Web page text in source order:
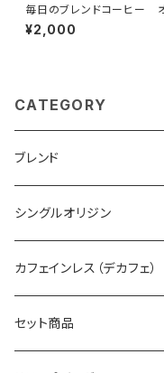
毎日のブレンドコーヒー
ジナル Daily Grind
00g×1個
¥2,000
CATEGORY
ブレンド
シングルオリジン
カフェインレス（デカフェ）
セット商品